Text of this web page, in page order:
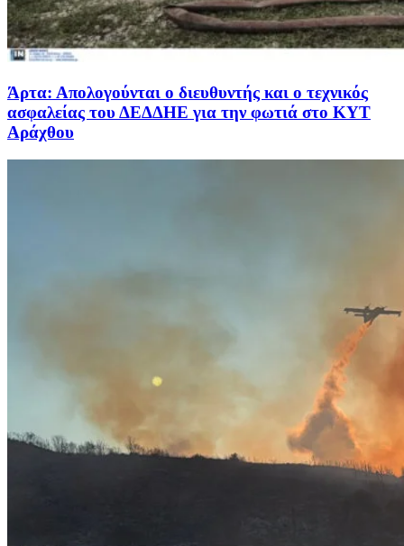
Άρτα: Απολογούνται ο διευθυντής και ο τεχνικός
ασφαλείας του ΔΕΔΔΗΕ για την φωτιά στο ΚΥΤ
Αράχθου